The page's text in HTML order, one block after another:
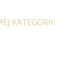
KATEGORII: